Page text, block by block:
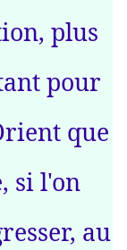
plus
pour
que
si l'on
au